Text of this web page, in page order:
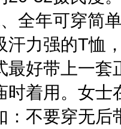
全年可穿简
汗力强的T恤
最好带上一套
时着用。女士
：不要穿无后